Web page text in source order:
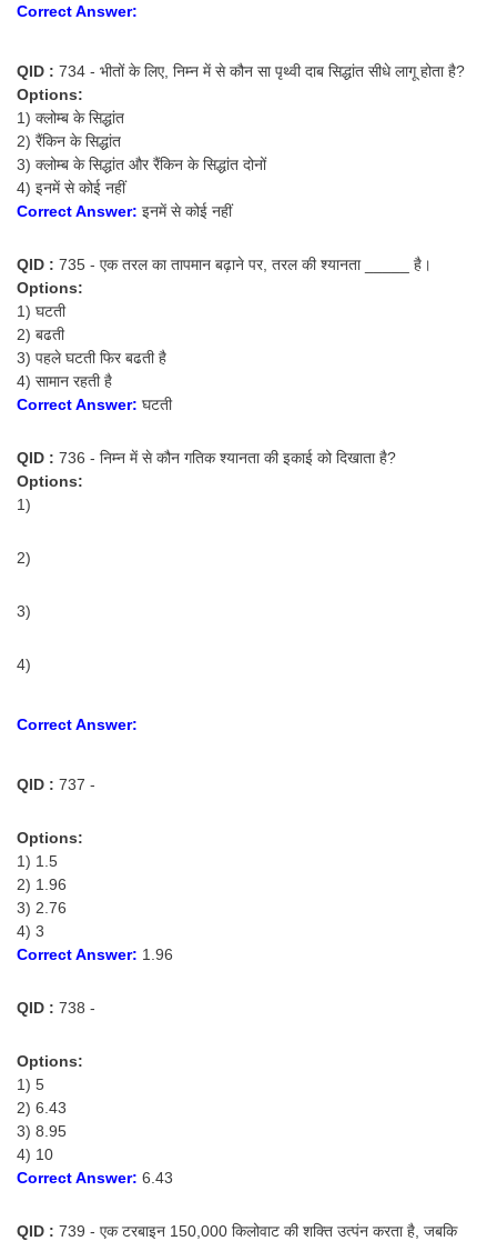
Correct Answer:
QID : 734 - भीतों के लिए, निम्न में से कौन सा पृथ्वी दाब सिद्धांत सीधे लागू होता है?
Options:
1) क्लोम्ब के सिद्धांत
2) रैंकिन के सिद्धांत
3) क्लोम्ब के सिद्धांत और रैंकिन के सिद्धांत दोनों
4) इनमें से कोई नहीं
Correct Answer: इनमें से कोई नहीं
QID : 735 - एक तरल का तापमान बढ़ाने पर, तरल की श्यानता _____ है।
Options:
1) घटती
2) बढती
3) पहले घटती फिर बढती है
4) सामान रहती है
Correct Answer: घटती
QID : 736 - निम्न में से कौन गतिक श्यानता की इकाई को दिखाता है?
Options:
1)
2)
3)
4)
Correct Answer:
QID : 737 -
Options:
1) 1.5
2) 1.96
3) 2.76
4) 3
Correct Answer: 1.96
QID : 738 -
Options:
1) 5
2) 6.43
3) 8.95
4) 10
Correct Answer: 6.43
QID : 739 - एक टरबाइन 150,000 किलोवाट की शक्ति उत्पंन करता है, जबकि